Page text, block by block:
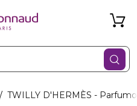
TWILLY D'HERMÈS -